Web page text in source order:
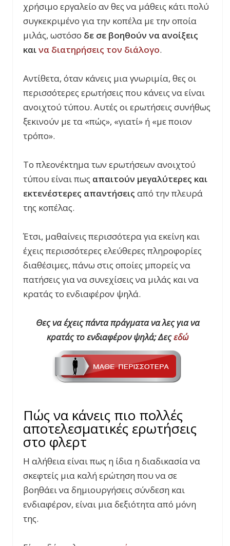
χρήσιμο εργαλείο αν θες να μάθεις κάτι πολύ
συγκεκριμένο για την κοπέλα με την οποία
μιλάς, ωστόσο δε σε βοηθούν να ανοίξεις
καινα διατηρήσεις τον διάλογο.
Αντίθετα, όταν κάνεις μια γνωριμία, θες οι
περισσότερες ερωτήσεις που κάνεις να είναι
ανοιχτού τύπου. Αυτές οι ερωτήσεις συνήθως
ξεκινούν με τα «πώς», «γιατί» ή «με ποιον
τρόπο».
Το πλεονέκτημα των ερωτήσεων ανοιχτού
τύπου είναι πως απαιτούν μεγαλύτερες και
εκτενέστερες απαντήσεις από την πλευρά
της κοπέλας.
Έτσι, μαθαίνεις περισσότερα για εκείνη και
έχεις περισσότερες ελεύθερες πληροφορίες
διαθέσιμες, πάνω στις οποίες μπορείς να
πατήσεις για να συνεχίσεις να μιλάς και να
κρατάς το ενδιαφέρον ψηλά.
Θες να έχεις πάντα πράγματα να λες για να
κρατάς το ενδιαφέρον ψηλά; Δεςεδώ
Πώς να κάνεις πιο πολλές
αποτελεσματικές ερωτήσεις
στο φλερτ
Η αλήθεια είναι πως η ίδια η διαδικασία να
σκεφτείς μια καλή ερώτηση που να σε
βοηθάει να δημιουργήσεις σύνδεση και
ενδιαφέρον, είναι μια δεξιότητα από μόνη
της.